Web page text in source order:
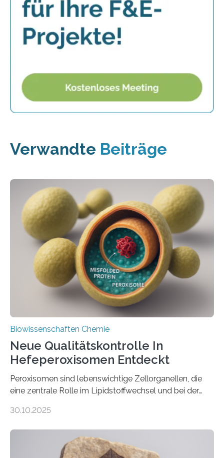
Verwandte Beiträge
Biowissenschaften Chemie
Neue Qualitätskontrolle In
Hefeperoxisomen Entdeckt
Peroxisomen sind lebenswichtige Zellorganellen, die
eine zentrale Rolle im Lipidstoffwechsel und bei der
erfüllen können, müssen zahlreiche Enzyme präzise in
der Ruhr-Universität Bochum um Prof. Dr. Ralf Erdmann
und Dr. Ismaila Francis Yusuf hat nun einen bislang
30.10.2025